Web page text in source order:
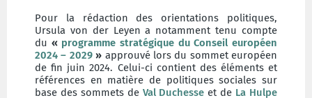
Pour la rédaction des orientations politiques,
Ursula von der Leyen a notamment tenu compte
du « programme stratégique du Conseil européen
2024 – 2029» approuvé lors du sommet européen
de fin juin 2024. Celui-ci contient des éléments et
références en matière de politiques sociales sur
base des sommets de Val Duchesse et de La Hulpe